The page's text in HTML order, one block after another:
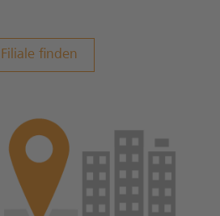
Filiale finden